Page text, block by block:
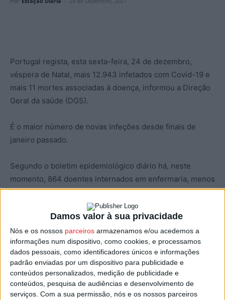
Damos valor à sua privacidade
Nós e os nossos parceiros armazenamos e/ou acedemos a
informações num dispositivo, como cookies, e processamos
dados pessoais, como identificadores únicos e informações
padrão enviadas por um dispositivo para publicidade e
conteúdos personalizados, medição de publicidade e
conteúdos, pesquisa de audiências e desenvolvimento de
serviços. Com a sua permissão, nós e os nossos parceiros
Portugal regista, esta sexta-feira, 24 de dezembro,
véspera de Natal, mais 12.943 infetados com Covid-19 e
mais 11 mortes associadas à doença, informou a Direção
Geral da saúde (DGS).
É o maior número de novas infeções desde finais de
janeiro passado.
Segundo o boletim epidemiológico diário há, neste
momento, 864 doentes internados em enfermaria, menos
29 do que nas últimas 24 horas, e nas unidades de
cuidados intensivos são 149 os doentes internados, mais
um do que na quinta-feira.
Nas últimas 24 horas registaram-se 5.628 recuperados
da Covid-19 em Portugal, mas há mais 7.304 casos ativos
da doença e mais de seis mil pessoas em vigilância
devido a contactos de risco.